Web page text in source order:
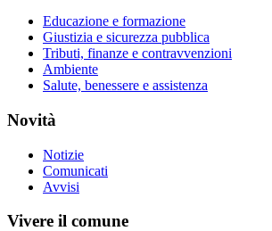
Educazione e formazione
Giustizia e sicurezza pubblica
Tributi, finanze e contravvenzioni
Ambiente
Salute, benessere e assistenza
Novità
Notizie
Comunicati
Avvisi
Vivere il comune